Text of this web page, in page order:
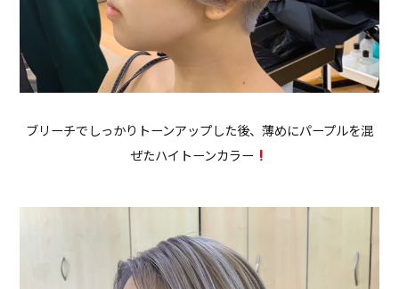
ブリーチでしっかりトーンアップした後、薄めにパープルを混
ぜたハイトーンカラー